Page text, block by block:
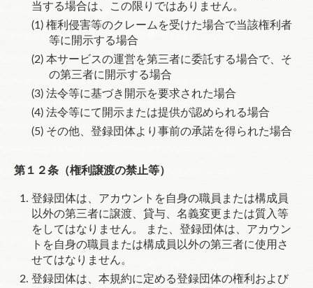
当する場合は、この限りではありません。
権利侵害等のクレームを受けた場合で当該権利者
等に開示する場合
本サービスの運営を第三者に委託する場合で、そ
の第三者に開示する場合
法令等に基づき開示を要求された場合
法令等にて開示または提供が認められる場合
その他、登録団体より事前の承諾を得られた場合
第１２条（権利譲渡の禁止等）
登録団体は、アカウントを自身の職員または構成員
以外の第三者に譲渡、貸与、名義変更または質入等
をしてはなりません。
また、登録団体は、アカウン
トを自身の職員または構成員以外の第三者に使用さ
せてはなりません。
登録団体は、本規約に定める登録団体の権利および